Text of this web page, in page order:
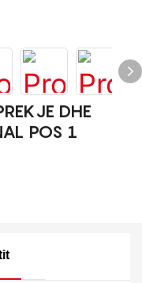
DHE
POS 1